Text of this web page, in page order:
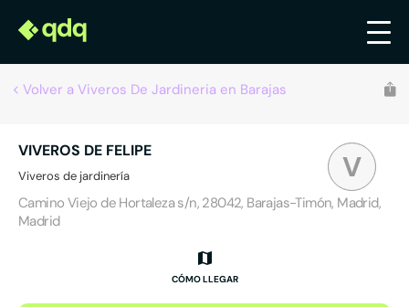
Volver a Viveros De Jardineria en Barajas
V
VIVEROS DE FELIPE
Viveros de jardinería
Camino Viejo de Hortaleza s/n, 28042, Barajas-Timón, Madrid,
Madrid
CÓMO LLEGAR